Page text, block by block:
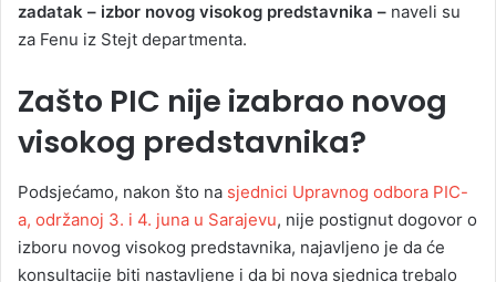
zadatak – izbor novog visokog predstavnika – naveli su
za Fenu iz Stejt departmenta.
Zašto PIC nije izabrao novog
visokog predstavnika?
Podsjećamo, nakon što na sjednici Upravnog odbora PIC-
a, održanoj 3. i 4. juna u Sarajevu, nije postignut dogovor o
izboru novog visokog predstavnika, najavljeno je da će
konsultacije biti nastavljene i da bi nova sjednica trebalo